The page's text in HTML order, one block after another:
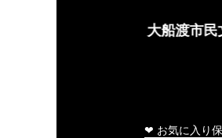
大船渡市民文化
❤ お気に入り